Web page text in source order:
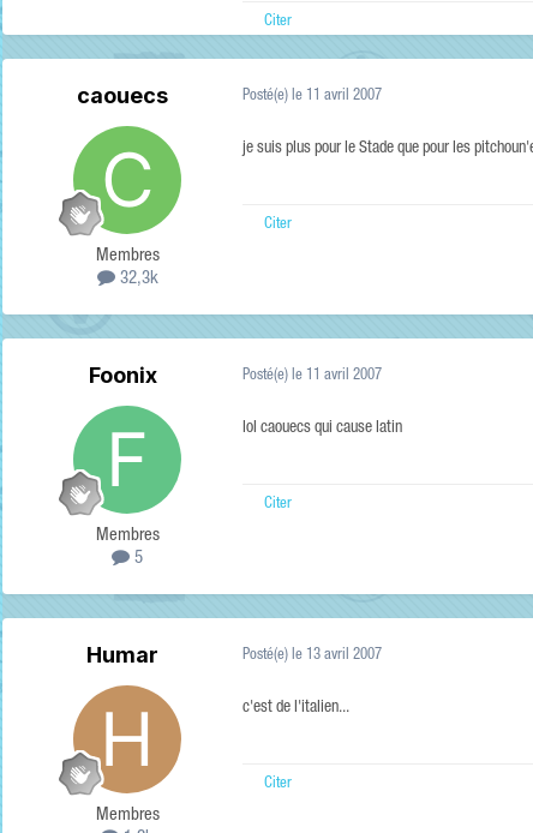
Citer
caouecs
Membres
32,3k
Posté(e) le 11 avril 2007
je suis plus pour le Stade que pour les
Citer
Foonix
Membres
5
Posté(e) le 11 avril 2007
lol caouecs qui cause latin
Citer
Humar
Membres
Posté(e) le 13 avril 2007
c'est de l'italien...
Citer